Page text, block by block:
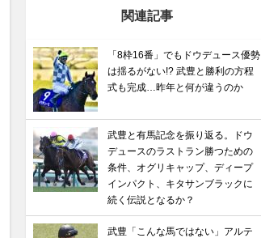
関連記事
「8枠16番」でもドウデュース優勢
は揺るがない!? 武豊と勝利の方程
式も完成…昨年と何が違うのか
武豊と有馬記念を振り返る。ドウ
デュースのラストラン勝つための
条件、オグリキャップ、ディープ
インパクト、キタサンブラックに
続く伝説となるか？
武豊「こんな馬ではない」アルテ